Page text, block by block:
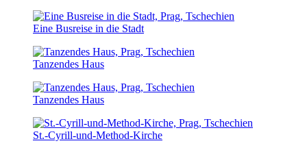
Eine Busreise in die Stadt
Tanzendes Haus
Tanzendes Haus
St.-Cyrill-und-Method-Kirche